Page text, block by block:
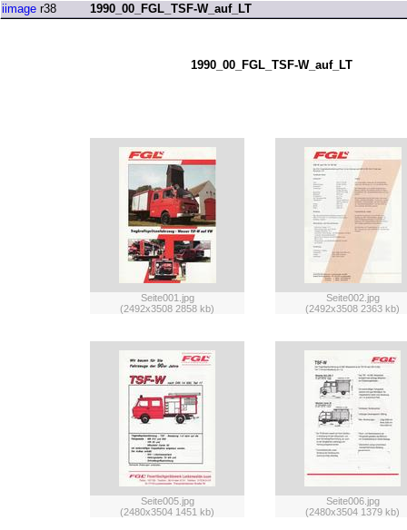
iimage r38 1990_00_FGL_TSF-W_auf_LT
1990_00_FGL_TSF-W_auf_LT
Seite001.jpg
(2492x3508 2858 kb)
Seite002.jpg
(2492x3508 2363 kb)
Seite005.jpg
(2480x3504 1451 kb)
Seite006.jpg
(2480x3504 1379 kb)